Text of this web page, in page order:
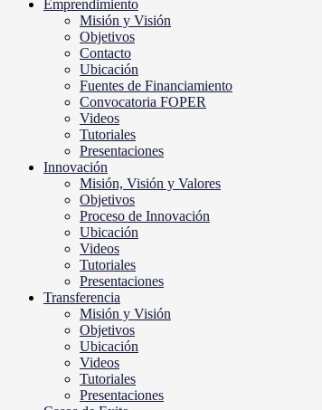
Emprendimiento
Misión y Visión
Objetivos
Contacto
Ubicación
Fuentes de Financiamiento
Convocatoria FOPER
Videos
Tutoriales
Presentaciones
Innovación
Misión, Visión y Valores
Objetivos
Proceso de Innovación
Ubicación
Videos
Tutoriales
Presentaciones
Transferencia
Misión y Visión
Objetivos
Ubicación
Videos
Tutoriales
Presentaciones